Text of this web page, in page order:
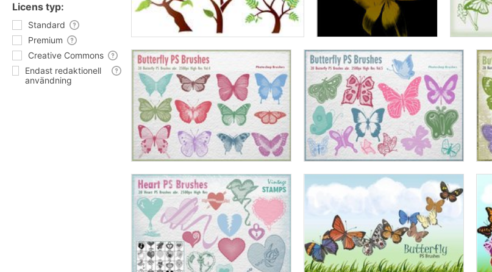
Licens typ:
Standard
Premium
Creative Commons
Endast redaktionell
användning